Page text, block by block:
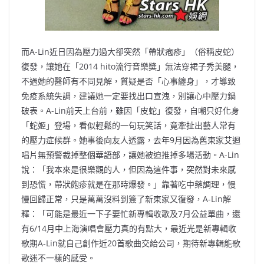
而A-Lin近日因為壓力過大卻突然「帶狀疱疹」（俗稱皮蛇）
復發，讓她在「2014 hito流行音樂獎」無法穿裙子秀美腿，
不過她的醫師有不同見解，質疑是否「心事纏身」，才導致
免疫系統失調，建議她一定要找出口宣洩，別讓心中壓力鍋
破表。A-Lin前天上台前，雖因「皮蛇」復發，自嘲只好化身
「蛇姬」登場，看似輕鬆的一句玩笑話，竟牽扯出藝人常有
的壓力症候群。她事後向友人透露，去年9月因為舊東家艾迴
唱片無預警裁掉整個華語部，讓她被迫推掉多場活動。A-Lin
說：「我本來是很樂觀的人，但因為這件事，突然對未來感
到恐慌，帶狀皰疹就是在那時爆發。」靠著吃中藥調理，慢
慢回歸正常，只是萬萬沒料到簽了新東家又復發，A-Lin解
釋：「可能是最近一下子要忙新專輯收歌及7月公益單曲，還
有6/14月中上海演唱會壓力真的有點大，最近光是新專輯收
歌期A-Lin就自己創作近20首歌曲交給公司，期待新專輯能歌
歌迷不一樣的感受。